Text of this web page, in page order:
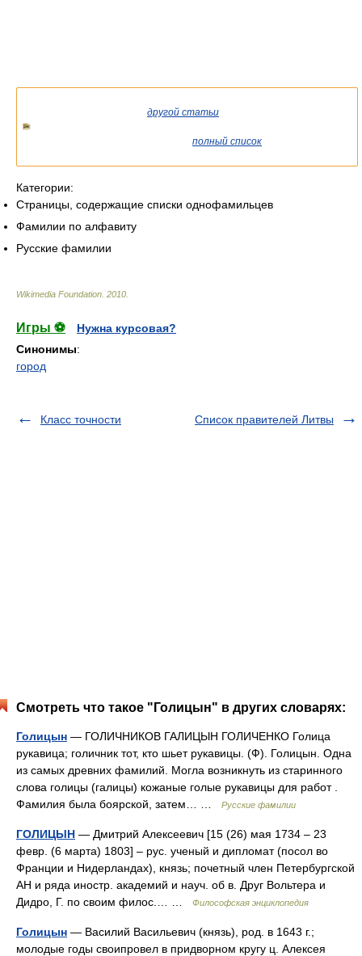
другой статьи
полный список
Категории:
Страницы, содержащие списки однофамильцев
Фамилии по алфавиту
Русские фамилии
Wikimedia Foundation 2010
Игры ⚽
Нужна курсовая?
Синонимы:
город
Класс точности Список правителей Литвы
Смотреть что такое "Голицын" в других словарях:
Голицын — ГОЛИЧНИКОВ ГАЛИЦЫН ГОЛИЧЕНКО Голица
рукавица; голичник тот, кто шьет рукавицы. (Ф). Голицын. Одна
из самых древних фамилий. Могла возникнуть из старинного
слова голицы (галицы) кожаные голые рукавицы для работ .
Фамилия была боярской, затем… …
Русские фамилии
ГОЛИЦЫН — Дмитрий Алексеевич [15 (26) мая 1734 – 23
февр. (6 марта) 1803] – рус. ученый и дипломат (посол во
Франции и Нидерландах), князь; почетный член Петербургской
АН и ряда иностр. академий и науч. об в. Друг Вольтера и
Дидро, Г. по своим филос.… …
Философская энциклопедия
Голицын — Василий Васильевич (князь), род. в 1643 г.;
молодые годы своипровел в придворном кругу ц. Алексея